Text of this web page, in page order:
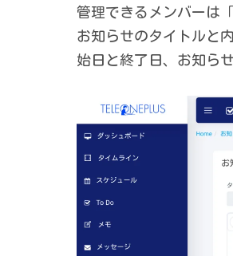
管理できるメンバーは
お知らせのタイトルと
始日と終了日、お知ら